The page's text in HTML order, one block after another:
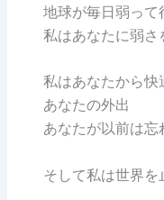
地球が毎日弱って
私はあなたに弱さ
私はあなたから快
あなたの外出
あなたが以前は
そして私は世界を